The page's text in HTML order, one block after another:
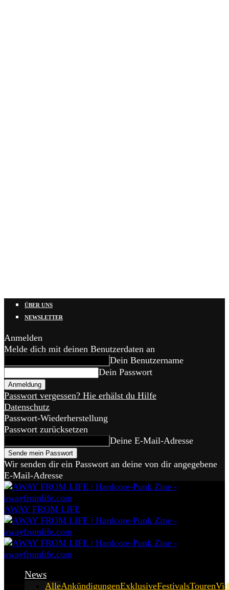
ÜBER UNS
NEWSLETTER
Anmelden
Melde dich mit deinen Benutzerdaten an
Dein Benutzername
Dein Passwort
Passwort vergessen? Hie erhälst du Hilfe
Datenschutz
Passwort-Wiederherstellung
Passwort zurücksetzen
Deine E-Mail-Adresse
Wir senden dir ein Passwort an deine von dir angegebene
E-Mail-Adresse
AWAY FROM LIFE
News
AlleAnkündigungenExklusiveFestivalsTouren